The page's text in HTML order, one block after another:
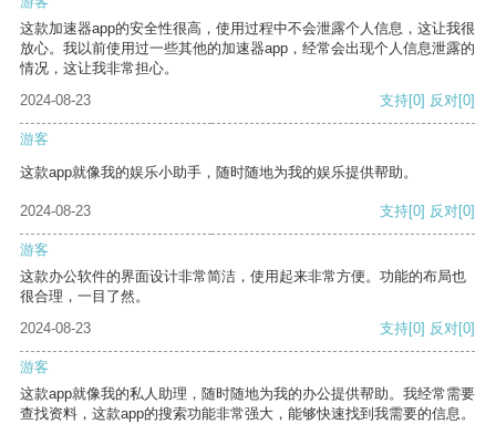
这款加速器app的安全性很高，使用过程中不会泄露个人信息，这让我很
放心。我以前使用过一些其他的加速器app，经常会出现个人信息泄露的
情况，这让我非常担心。
2024-08-23
支持[0] 反对[0]
游客
这款app就像我的娱乐小助手，随时随地为我的娱乐提供帮助。
2024-08-23 支持[0] 反对[0]
游客
这款办公软件的界面设计非常简洁，使用起来非常方便。功能的布局也
很合理，一目了然。
2024-08-23
支持[0] 反对[0]
游客
这款app就像我的私人助理，随时随地为我的办公提供帮助。我经常需要
查找资料，这款app的搜索功能非常强大，能够快速找到我需要的信息。